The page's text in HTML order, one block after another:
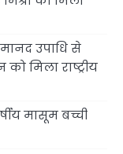
उपाधि से
मिला राष्ट्रीय
मासूम बच्ची